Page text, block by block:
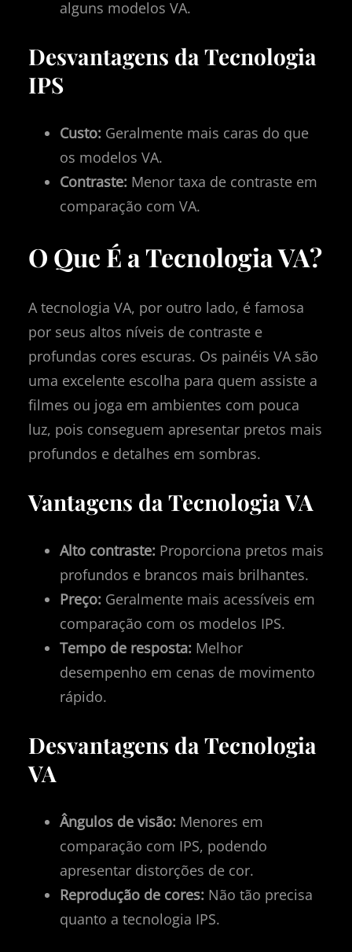
alguns modelos VA.
Desvantagens da Tecnologia
IPS
Custo: Geralmente mais caras do que
os modelos VA.
Contraste: Menor taxa de contraste em
comparação com VA.
O Que É a Tecnologia VA?
A tecnologia VA, por outro lado, é famosa
por seus altos níveis de contraste e
profundas cores escuras. Os painéis VA são
uma excelente escolha para quem assiste a
filmes ou joga em ambientes com pouca
luz, pois conseguem apresentar pretos mais
profundos e detalhes em sombras.
Vantagens da Tecnologia VA
Alto contraste: Proporciona pretos mais
profundos e brancos mais brilhantes.
Preço: Geralmente mais acessíveis em
comparação com os modelos IPS.
Tempo de resposta: Melhor
desempenho em cenas de movimento
rápido.
Desvantagens da Tecnologia
VA
Ângulos de visão: Menores em
comparação com IPS, podendo
apresentar distorções de cor.
Reprodução de cores: Não tão precisa
quanto a tecnologia IPS.